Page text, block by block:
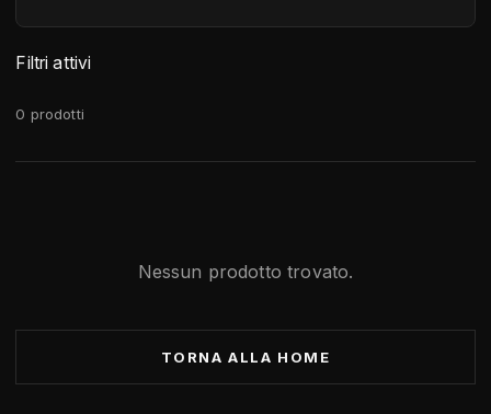
Filtri attivi
0 prodotti
Nessun prodotto trovato.
TORNA ALLA HOME